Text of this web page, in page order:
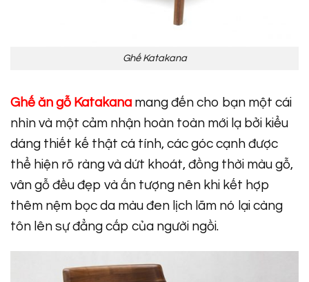
Ghế Katakana
Ghế ăn gỗ Katakana mang đến cho bạn một cái
nhìn và một cảm nhận hoàn toàn mới lạ bởi kiểu
dáng thiết kế thật cá tính, các góc cạnh được
thể hiện rõ ràng và dứt khoát, đồng thời màu gỗ,
vân gỗ đều đẹp và ấn tượng nên khi kết hợp
thêm nệm bọc da màu đen lịch lãm nó lại càng
tôn lên sự đẳng cấp của người ngồi.